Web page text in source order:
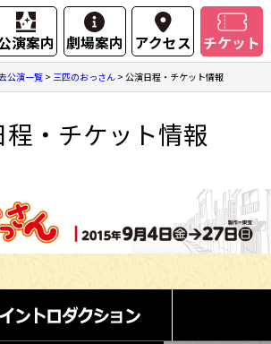
演案内 劇場案内 アクセス チケット
公演一覧 > 三匹のおっさん > 公演日程・チケット情報
程・チケット情報